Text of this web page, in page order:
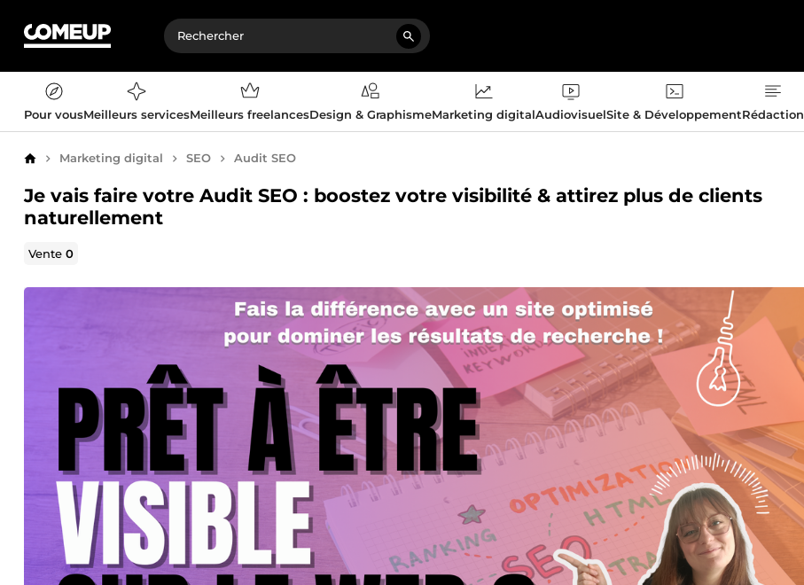
Pour vousMeilleurs servicesMeilleurs freelancesDesign & GraphismeMarketing digitalAudiovisuelSite & DéveloppementRédaction
AccueilMarketing digital SEO Audit SEO
Je vais faire votre Audit SEO : boostez votre visibilité & attirez plus de clients
naturellement
Vente0